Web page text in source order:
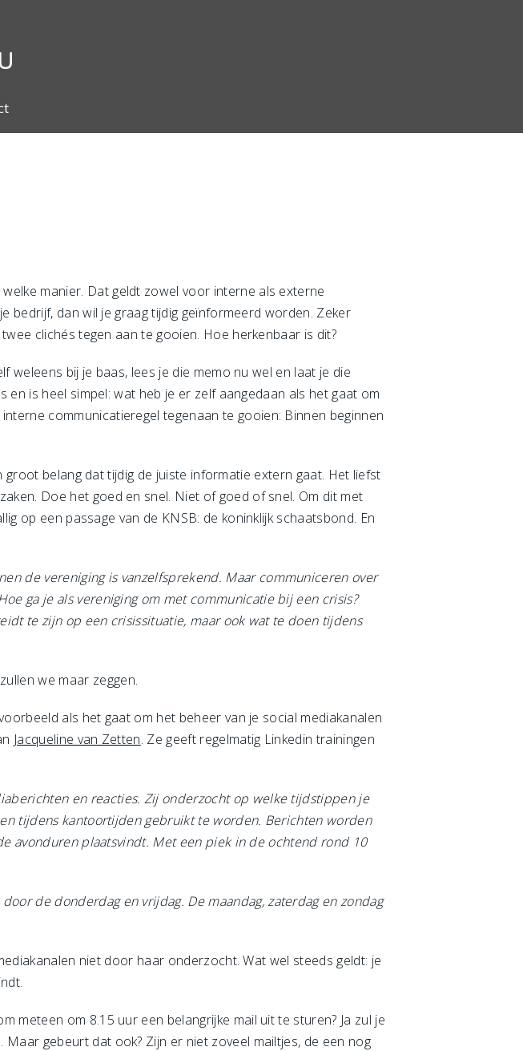
manier. Dat geldt zowel voor interne als externe
bedrijf, dan wil je graag tijdig geïnformeerd worden. Zeker
clichés tegen aan te gooien. Hoe herkenbaar is dit?
bij je baas, lees je die memo nu wel en laat je die
is heel simpel: wat heb je er zelf aangedaan als het gaat om
communicatieregel tegenaan te gooien: Binnen beginnen
belang dat tijdig de juiste informatie extern gaat. Het liefst
Doe het goed en snel. Niet of goed of snel. Om dit met
op een passage van de KNSB: de koninklijk schaatsbond. En
de vereniging is vanzelfsprekend. Maar communiceren over
ga je als vereniging om met communicatie bij een crisis?
te zijn op een crisissituatie, maar ook wat te doen tijdens
zullen we maar zeggen.
als het gaat om het beheer van je social mediakanalen
Jacqueline van Zetten. Ze geeft regelmatig Linkedin trainingen
en reacties. Zij onderzocht op welke tijdstippen je
tijdens kantoortijden gebruikt te worden. Berichten worden
avonduren plaatsvindt. Met een piek in de ochtend rond 10
de donderdag en vrijdag. De maandag, zaterdag en zondag
niet door haar onderzocht. Wat wel steeds geldt: je
meteen om 8.15 uur een belangrijke mail uit te sturen? Ja zul je
gebeurt dat ook? Zijn er niet zoveel mailtjes, de een nog